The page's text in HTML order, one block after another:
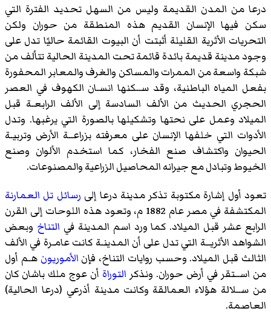
درعا من المدن القديمة وليس من السهل تحديد الفترة التي
سكن فيها الإنسان القديم هذه المنطقة من حوران ولكن
التحريات الأثرية القليلة أثبتت أن البيوت القائمة حاليًا تدل على
وجود مدينة قديمة بائدة قائمة تحت المدينة الحالية تتألف من
شبكة واسعة من الممرات والمساكن والغرف والمعابر المحفورة
بفعل المياه الباطنية، وقد ســكنها انسـان الكهوف في العصر
الحجري الحديث من الألف السادسة إلى الألف الرابعـة قبل
الميلاد وعمل على نحتها وتشكيلها بالصورة التي يرغبها. وتدل
الأدوات التي خلفها الإنسان على معرفته بزراعــة الأرض وتربيـة
الحيوان واكتشاف صنع الفخار، كما استخدم الألوان وصنع
الخيوط وتبادل مع جيرانه المحاصيل الزراعية والمصنوعات.
تعود أول إشارة مكتوبة تذكر مدينة درعا إلى رسائل تل العمارنة
المكتشفة في مصر عام 1882 م، وتعود هذه اللوحات إلى القرن
الرابع عشر قبل الميلاد. كما ورد اسم المدينة في التناخ وبعض
الشواهد الأثريــة التي تدل على أن المدينـة كانت عامـرة في الألف
الثالث قبل الميلاد. وحسب روايات التناخ، فإن الأموريون هـم أول
من اســتقر في أرض حوران. ونذكر التوراة أن عوج ملك باشان كان
من ســلالة هؤلاء العمالقة وكانت مدينة أذرعي (درعا الحالية)
العاصمة.